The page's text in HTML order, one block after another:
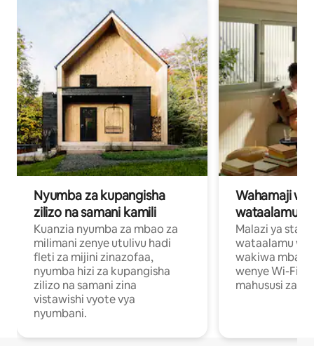
Nyumba za kupangisha
zilizo na samani kamili
Kuanzia nyumba za mbao za
milimani zenye utulivu hadi
fleti za mijini zinazofaa,
nyumba hizi za kupangisha
zilizo na samani zina
vistawishi vyote vya
nyumbani.
Wahamaji
wataalamu
Malazi ya
wataalamu
wakiwa mbali
wenye Wi-Fi
mahususi za